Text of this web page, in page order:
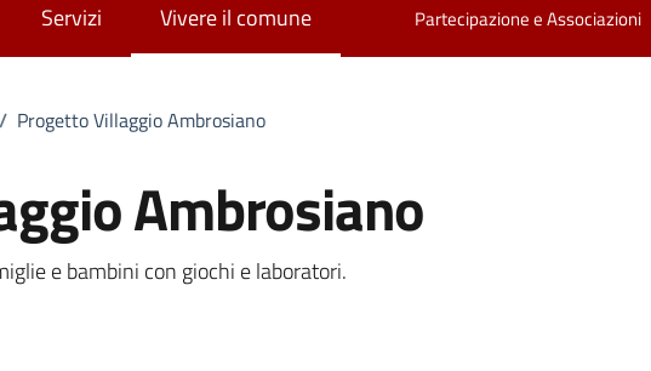
Servizi Vivere il comune Partecipazione e Associazioni
/ Progetto Villaggio Ambrosiano
Ambrosiano
e bambini con giochi e laboratori.